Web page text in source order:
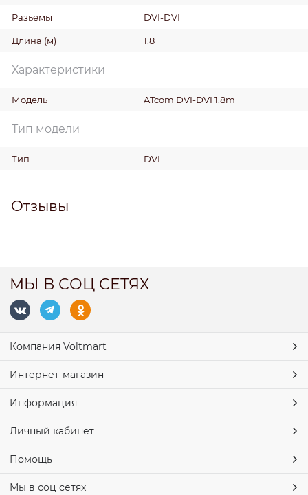
Разьемы DVI-DVI
Длина (м) 1.8
Характеристики
Модель ATcom DVI-DVI 1.8m
Тип модели
Тип DVI
Отзывы
МЫ В СОЦ СЕТЯХ
Компания Voltmart
Интернет-магазин
Информация
Личный кабинет
Помощь
Мы в соц сетях